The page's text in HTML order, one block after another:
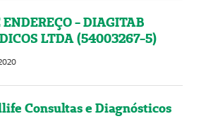
- DIAGITAB
LTDA (54003267-5)
Consultas e Diagnósticos